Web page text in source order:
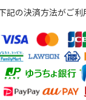
記の決済方法がご利